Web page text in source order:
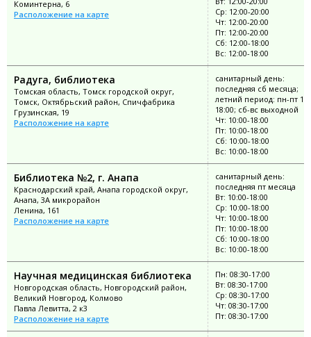
Коминтерна, 6
Расположение на карте
Ср: 12:00-20:00
Чт: 12:00-20:00
Пт: 12:00-20:00
Сб: 12:00-18:00
Вс: 12:00-18:00
Радуга, библиотека
Томская область, Томск городской округ,
Томск, Октябрьский район, Спичфабрика
Грузинская, 19
Расположение на карте
санитарный день:
последняя сб месяца;
летний период: пн-пт
18:00; сб-вс выходной
Чт: 10:00-18:00
Пт: 10:00-18:00
Сб: 10:00-18:00
Вс: 10:00-18:00
Библиотека №2, г. Анапа
Краснодарский край, Анапа городской округ,
Анапа, 3А микрорайон
Ленина, 161
Расположение на карте
санитарный день:
последняя пт месяца
Вт: 10:00-18:00
Ср: 10:00-18:00
Чт: 10:00-18:00
Пт: 10:00-18:00
Сб: 10:00-18:00
Вс: 10:00-18:00
Научная медицинская библиотека
Новгородская область, Новгородский район,
Великий Новгород, Колмово
Павла Левитта, 2 к3
Расположение на карте
Пн: 08:30-17:00
Вт: 08:30-17:00
Ср: 08:30-17:00
Чт: 08:30-17:00
Пт: 08:30-17:00